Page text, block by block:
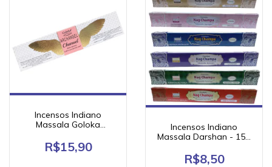
Incensos Indiano
Massala Goloka
R$15,90
Incensos Indiano
Massala Darshan - 15g
R$8,50